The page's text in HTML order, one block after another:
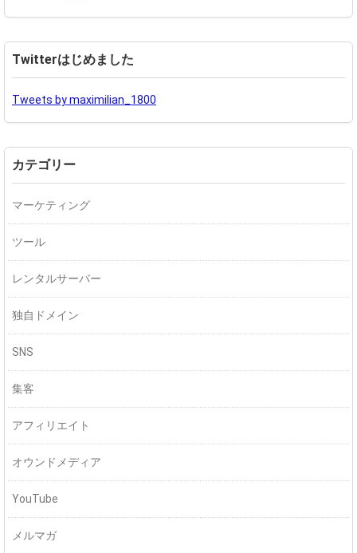
Twitterはじめました
Tweets by maximilian_1800
カテゴリー
マーケティング
ツール
レンタルサーバー
独自ドメイン
SNS
集客
アフィリエイト
オウンドメディア
YouTube
メルマガ